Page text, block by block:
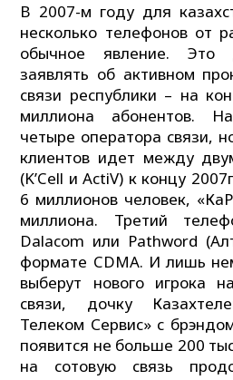
В 2007-м году для
несколько телефонов от
обычное явление. Это
заявлять об активном
связи республики – на
миллиона абонентов.
четыре оператора связи,
клиентов идет между
(K’Cell и ActiV) к концу
6 миллионов человек,
миллиона. Третий
Dalacom или Pathword
формате CDMA. И лишь
выберут нового игрока
связи, дочку
Телеком Сервис» с
появится не больше 200
на сотовую связь